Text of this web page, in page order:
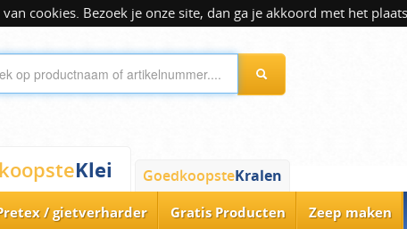
cookies. Bezoek je onze site, dan ga je akkoord met het
Klei GoedkoopsteKralen
/ gietverharder Gratis Producten Zeep maken